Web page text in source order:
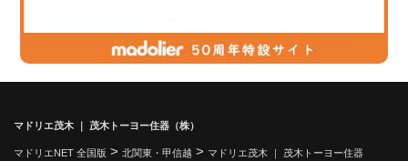
マドリエ茂木 ｜ 茂木トーヨー住器（株）
マドリエNET 全国版 > 北関東・甲信越 > マドリエ茂木 ｜ 茂木トーヨー住器